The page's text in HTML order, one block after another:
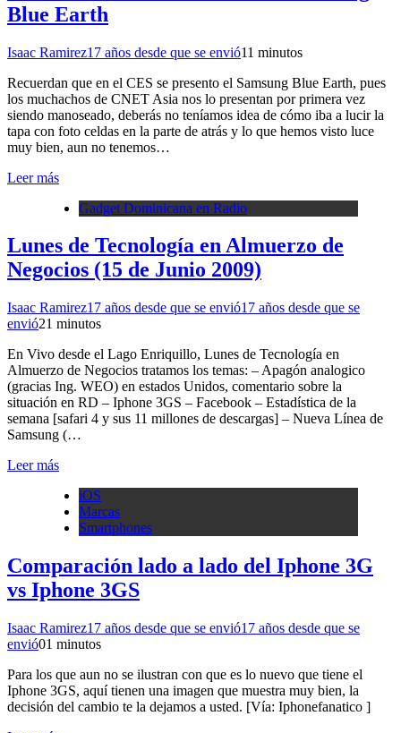
Blue Earth
Isaac Ramirez17 años desde que se envió11 minutos
Recuerdan que en el CES se presento el Samsung Blue Earth, pues
los muchachos de CNET Asia nos lo presentan por primera vez
siendo manoseado, deberás no teníamos idea de cómo iba a lucir la
tapa con foto celdas en la parte de atrás y lo que hemos visto luce
muy bien, aun no tenemos…
Leer más
Gadget Dominicana en Radio
Lunes de Tecnología en Almuerzo de
Negocios (15 de Junio 2009)
Isaac Ramirez17 años desde que se envió17 años desde que se
envió21 minutos
En Vivo desde el Lago Enriquillo, Lunes de Tecnología en
Almuerzo de Negocios tratamos los temas: – Apagón analogico
(gracias Ing. WEO) en estados Unidos, comentario sobre la
situación en RD – Iphone 3GS – Facebook – Estadística de la
semana [safari 4 y sus 11 millones de descargas] – Nueva Línea de
Samsung (…
Leer más
iOS
Marcas
Smartphones
Comparación lado a lado del Iphone 3G
vs Iphone 3GS
Isaac Ramirez17 años desde que se envió17 años desde que se
envió01 minutos
Para los que aun no se ilustran con que es lo nuevo que tiene el
Iphone 3GS, aquí tienen una imagen que muestra muy bien, la
decisión del cambio te la dejamos a usted. [Vía: Iphonefanatico ]